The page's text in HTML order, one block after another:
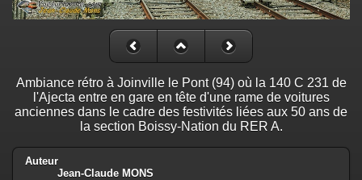
Ambiance rétro à Joinville le Pont (94) où la 140 C 231 de
l'Ajecta entre en gare en tête d'une rame de voitures
anciennes dans le cadre des festivités liées aux 50 ans de
la section Boissy-Nation du RER A.
Auteur
Jean-Claude MONS